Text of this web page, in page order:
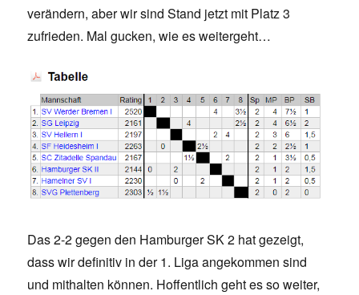
verändern, aber wir sind Stand jetzt mit Platz 3
zufrieden. Mal gucken, wie es weitergeht…
Das 2-2 gegen den Hamburger SK 2 hat gezeigt,
dass wir definitiv in der 1. Liga angekommen sind
und mithalten können. Hoffentlich geht es so weiter,